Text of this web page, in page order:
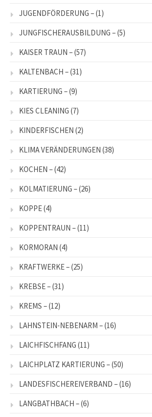
JUGENDFÖRDERUNG –(1)
JUNGFISCHERAUSBILDUNG –(5)
KAISER TRAUN –(57)
KALTENBACH –(31)
KARTIERUNG –(9)
KIES CLEANING (7)
KINDERFISCHEN (2)
KLIMA VERÄNDERUNGEN (38)
KOCHEN –(42)
KOLMATIERUNG –(26)
KOPPE(4)
KOPPENTRAUN –(11)
KORMORAN (4)
KRAFTWERKE –(25)
KREBSE –(31)
KREMS –(12)
LAHNSTEIN-NEBENARM –(16)
LAICHFISCHFANG (11)
LAICHPLATZ KARTIERUNG –(50)
LANDESFISCHEREIVERBAND –(16)
LANGBATHBACH –(6)